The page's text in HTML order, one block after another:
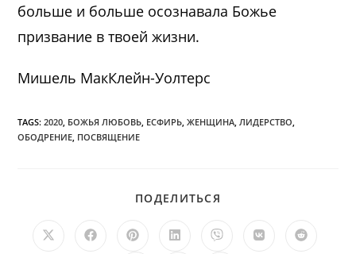
больше и больше осознавала Божье
призвание в твоей жизни.
Мишель МакКлейн-Уолтерс
TAGS:2020 БОЖЬЯ ЛЮБОВЬ ЕСФИРЬ ЖЕНЩИНА ЛИДЕРСТВО
ОБОДРЕНИЕ ПОСВЯЩЕНИЕ
ПОДЕЛИТЬСЯ
Открывается
Открывается
Открывается
Открывается
Открывается
Открывается